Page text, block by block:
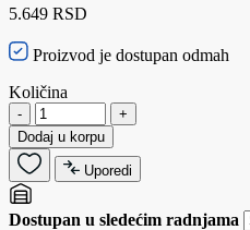
5.649 RSD
Proizvod je dostupan odmah
Količina
-
+
Dodaj u korpu
Uporedi
Dostupan u sledećim radnjama